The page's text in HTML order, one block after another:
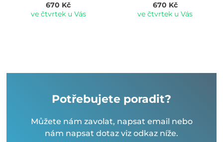
670 Kč
ve čtvrtek u Vás
670 Kč
ve čtvrtek u Vás
Potřebujete poradit?
Můžete nám zavolat, napsat email nebo
nám napsat dotaz viz odkaz níže.